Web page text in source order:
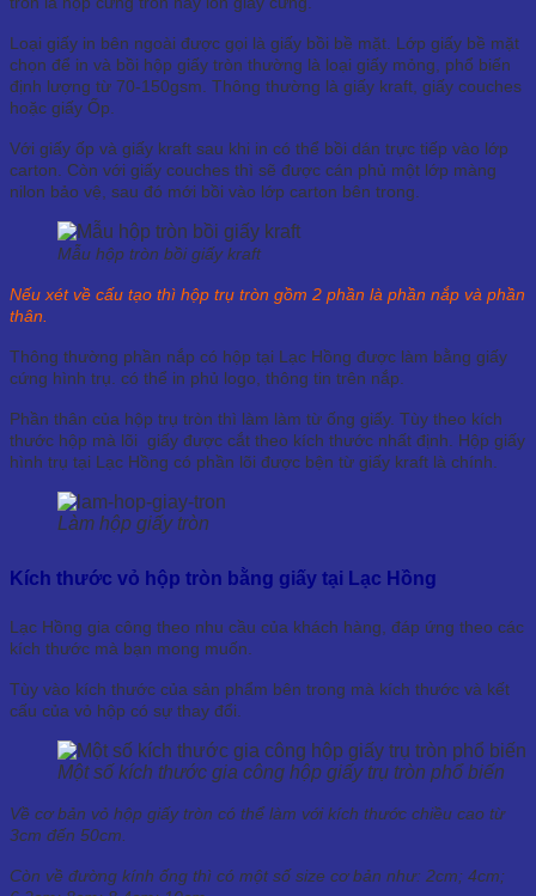
Loại giấy in bên ngoài được gọi là giấy bồi bề mặt. Lớp giấy bề mặt
chọn để in và bồi hộp giấy tròn thường là loại giấy mỏng, phổ biến
định lượng từ 70-150gsm. Thông thường là giấy kraft, giấy couches
hoặc giấy Ốp.
Với giấy ốp và giấy kraft sau khi in có thể bồi dán trực tiếp vào lớp
carton. Còn với giấy couches thì sẽ được cán phủ một lớp màng
nilon bảo vệ, sau đó mới bồi vào lớp carton bên trong.
Mẫu hộp tròn bồi giấy kraft
Nếu xét về cấu tạo thì hộp trụ tròn gồm 2 phần là phần nắp và phần
thân.
Thông thường phần nắp có hộp tại Lạc Hồng được làm bằng giấy
cứng hình trụ. có thể in phủ logo, thông tin trên nắp.
Phần thân của hộp trụ tròn thì làm làm từ ống giấy. Tùy theo kích
thước hộp mà lõi giấy được cắt theo kích thước nhất định. Hộp giấy
hình trụ tại Lạc Hồng có phần lõi được bện từ giấy kraft là chính.
Làm hộp giấy tròn
Kích thước vỏ hộp tròn bằng giấy tại Lạc Hồng
Lạc Hồng gia công theo nhu cầu của khách hàng, đáp ứng theo các
kích thước mà bạn mong muốn.
Tùy vào kích thước của sản phẩm bên trong mà kích thước và kết
cấu của vỏ hộp có sự thay đổi.
Một số kích thước gia công hộp giấy trụ tròn phổ biến
Về cơ bản vỏ hộp giấy tròn có thể làm với kích thước chiều cao từ
3cm đến 50cm.
Còn về đường kính ống thì có một số size cơ bản như: 2cm; 4cm;